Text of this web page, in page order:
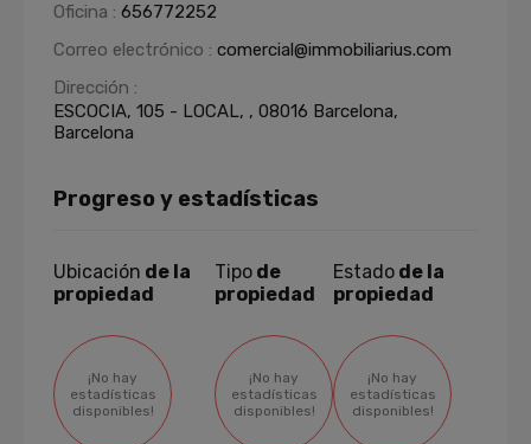
Oficina : 656772252
Correo electrónico : comercial@immobiliarius.com
Dirección :
ESCOCIA, 105 - LOCAL, , 08016 Barcelona,
Barcelona
Progreso y estadísticas
Ubicación de la
propiedad
¡No hay
estadísticas
disponibles!
Tipo de
propiedad
¡No hay
estadísticas
disponibles!
Estado de la
propiedad
¡No hay
estadísticas
disponibles!